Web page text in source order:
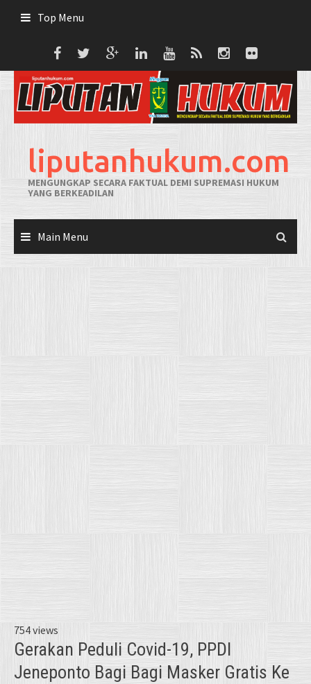
Top Menu
liputanhukum.com
MENGUNGKAP SECARA FAKTUAL DEMI SUPREMASI HUKUM
YANG BERKEADILAN
Main Menu
754 views
Gerakan Peduli Covid-19, PPDI
Jeneponto Bagi Bagi Masker Gratis Ke